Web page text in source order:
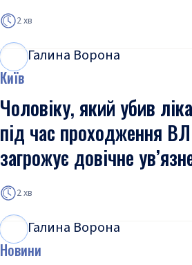
2 хв
Галина Ворона
Київ
Чоловіку, який убив
під час проходження
загрожує довічне
2 хв
Галина Ворона
Новини